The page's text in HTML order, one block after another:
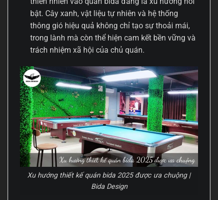
bật. Cây xanh, vật liệu tự nhiên và hệ thống
thông gió hiệu quả không chỉ tạo sự thoải mái,
trong lành mà còn thể hiện cam kết bền vững và
trách nhiệm xã hội của chủ quán.
Xu hướng thiết kế quán bida 2025 được ưa chuộng |
Bida Design